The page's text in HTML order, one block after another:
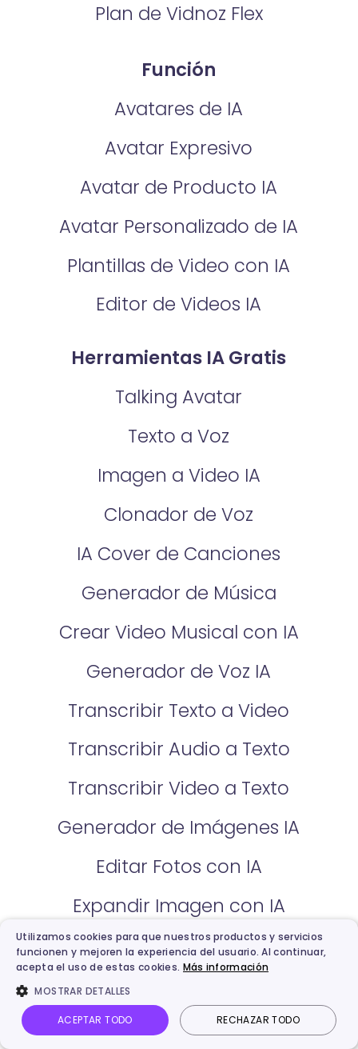
Plan de Vidnoz Flex
Función
Avatares de IA
Avatar Expresivo
Avatar de Producto IA
Avatar Personalizado de IA
Plantillas de Video con IA
Editor de Videos IA
Herramientas IA Gratis
Talking Avatar
Texto a Voz
Imagen a Video IA
Clonador de Voz
IA Cover de Canciones
Generador de Música
Crear Video Musical con IA
Generador de Voz IA
Transcribir Texto a Video
Transcribir Audio a Texto
Transcribir Video a Texto
Generador de Imágenes IA
Editar Fotos con IA
Expandir Imagen con IA
Fusionar Imágenes IA
Describir Imágenes con IA
Foto a Caricatura
Utilizamos cookies para que nuestros productos y servicios
funcionen y mejoren la experiencia del usuario. Al continuar,
acepta el uso de estas cookies. Más información
MOSTRAR DETALLES
ACEPTAR TODO RECHAZAR TODO